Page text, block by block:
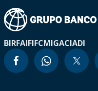
BIRFAIFIFCMIGACIADI